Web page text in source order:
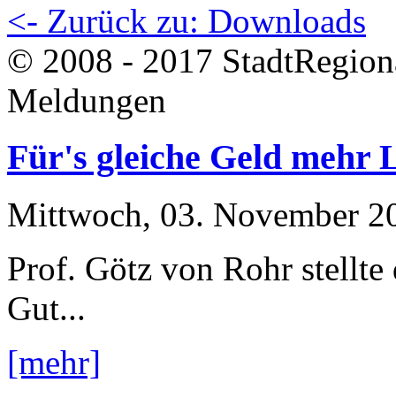
<- Zurück zu: Downloads
© 2008 - 2017
Meldungen
Für's gleiche Geld mehr
Mittwoch, 03. November
Prof. Götz von Rohr
Gut...
[mehr]